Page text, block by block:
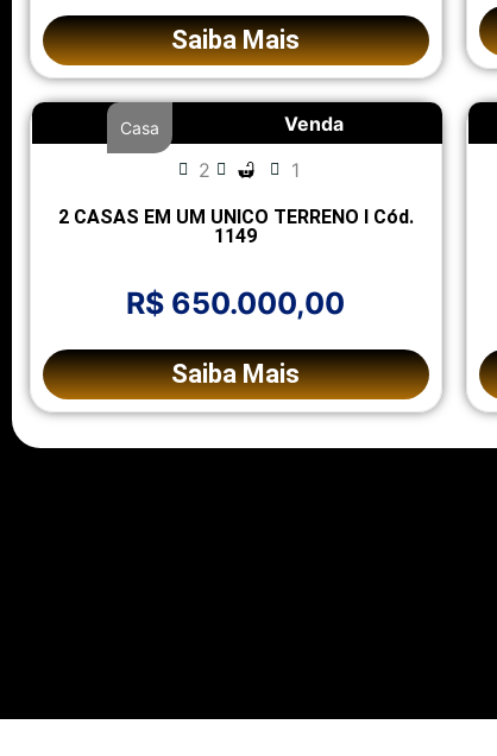
Saiba Mais
Venda
Casa
2 1
2 CASAS EM UM UNICO TERRENO l Cód.
1149
R$ 650.000,00
Saiba Mais